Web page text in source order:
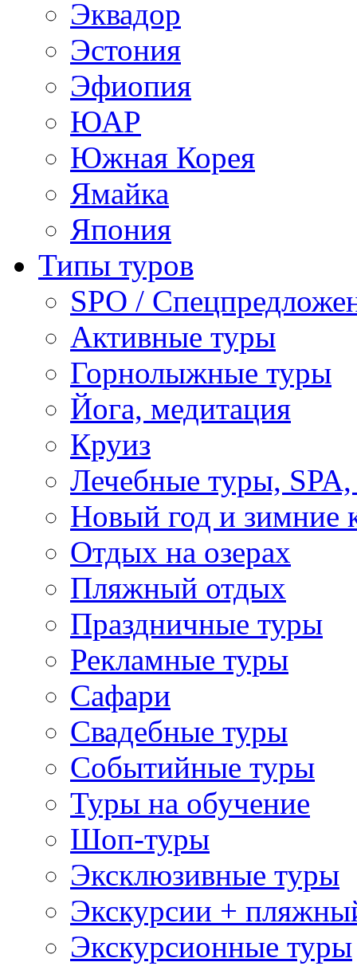
Эквадор
Эстония
Эфиопия
ЮАР
Южная Корея
Ямайка
Япония
Типы туров
SPO /
Активные туры
Горнолыжные туры
Йога, медитация
Круиз
Лечебные туры, SPA,
Новый год и зимние
Отдых на озерах
Пляжный отдых
Праздничные туры
Рекламные туры
Сафари
Свадебные туры
Событийные туры
Туры на обучение
Шоп-туры
Эксклюзивные туры
Экскурсии +
Экскурсионные туры